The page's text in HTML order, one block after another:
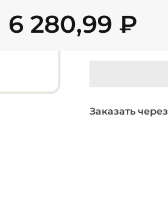
6 280,99 ₽
Заказать через